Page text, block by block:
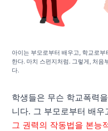
아이는 부모로부터 배우고, 학교로
한다. 마치 스펀지처럼. 그렇게, 처음
다.
학생들은 무슨 학교폭력
니다. 그 부모로부터 배
그 권력의 작동법을 본능